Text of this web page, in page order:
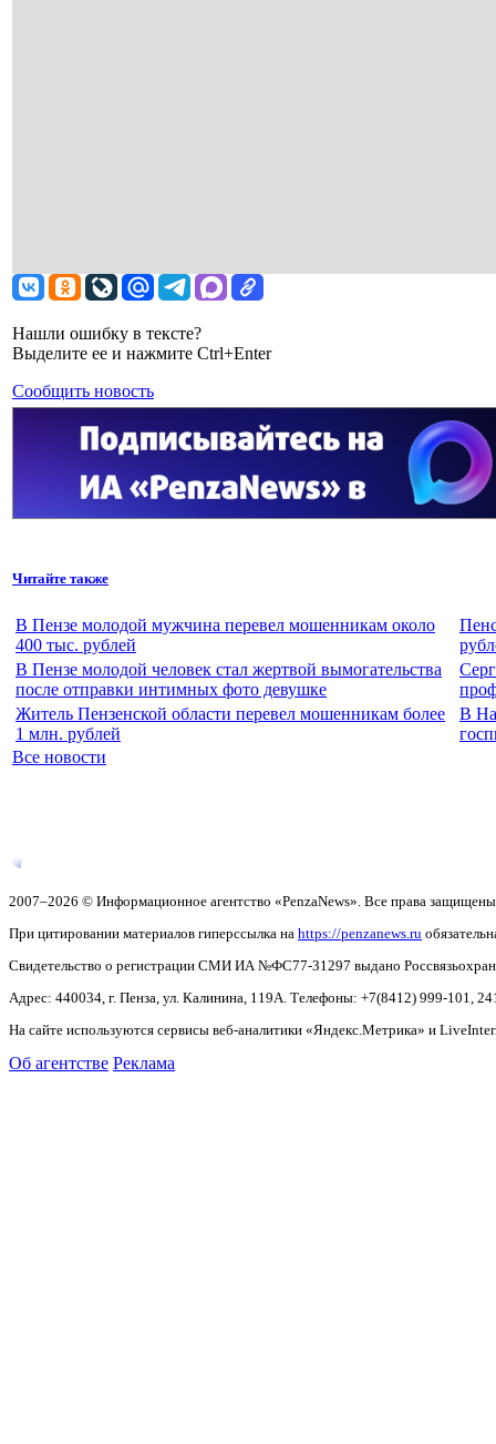
Нашли ошибку в тексте?
Выделите ее и нажмите Ctrl+Enter
Сообщить новость
Читайте также
В Пензе молодой мужчина перевел мошенникам около
400 тыс. рублей
В Пензе молодой человек стал жертвой вымогательства
после отправки интимных фото девушке
Житель Пензенской области перевел мошенникам более
1 млн. рублей
В
Все новости
2007–2026 © Информационное агентство «PenzaNews». Все права
При цитировании материалов гиперссылка на https://penzanews.ru
Свидетельство о регистрации СМИ ИА №ФС77-31297 выдано
Адрес: 440034, г. Пенза, ул. Калинина, 119А. Телефоны: +7(8412) 999-101,
На сайте используются сервисы веб-аналитики «Яндекс.Метрика» и
Об агентстве Реклама